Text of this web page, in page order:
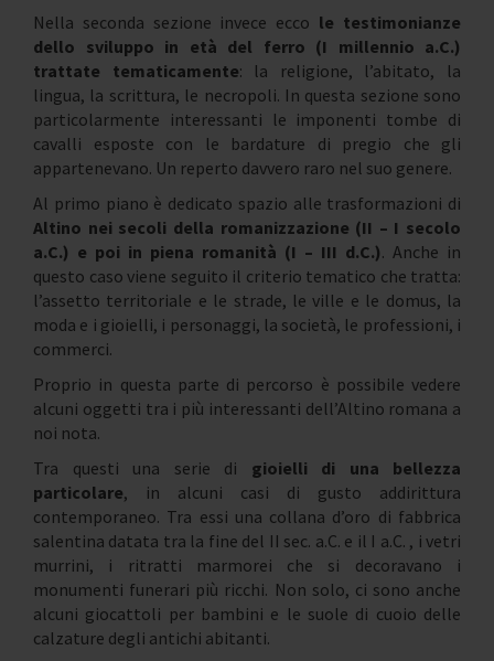
Nella seconda sezione invece ecco le testimonianze
dello sviluppo in età del ferro (I millennio a.C.)
trattate tematicamente: la religione, l’abitato, la
lingua, la scrittura, le necropoli. In questa sezione sono
particolarmente interessanti le imponenti tombe di
cavalli esposte con le bardature di pregio che gli
appartenevano. Un reperto davvero raro nel suo genere.
Al primo piano è dedicato spazio alle trasformazioni di
Altino nei secoli della romanizzazione (II – I secolo
a.C.) e poi in piena romanità (I – III d.C.). Anche in
questo caso viene seguito il criterio tematico che tratta:
l’assetto territoriale e le strade, le ville e le domus, la
moda e i gioielli, i personaggi, la società, le professioni, i
commerci.
Proprio in questa parte di percorso è possibile vedere
alcuni oggetti tra i più interessanti dell’Altino romana a
noi nota.
Tra questi una serie di gioielli di una bellezza
particolare, in alcuni casi di gusto addirittura
contemporaneo. Tra essi una collana d’oro di fabbrica
salentina datata tra la fine del II sec. a.C. e il I a.C. , i vetri
murrini, i ritratti marmorei che si decoravano i
monumenti funerari più ricchi. Non solo, ci sono anche
alcuni giocattoli per bambini e le suole di cuoio delle
calzature degli antichi abitanti.